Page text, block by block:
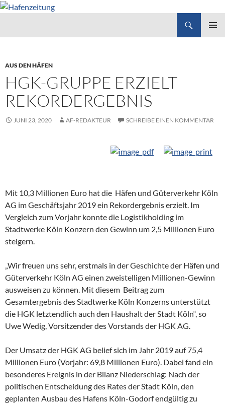
AUS DEN HÄFEN
HGK-GRUPPE ERZIELT
REKORDERGEBNIS
JUNI 23, 2020 AF-REDAKTEUR SCHREIBE EINEN KOMMENTAR
Mit 10,3 Millionen Euro hat die Häfen und Güterverkehr Köln
AG im Geschäftsjahr 2019 ein Rekordergebnis erzielt. Im
Vergleich zum Vorjahr konnte die Logistikholding im
Stadtwerke Köln Konzern den Gewinn um 2,5 Millionen Euro
steigern.
„Wir freuen uns sehr, erstmals in der Geschichte der Häfen und
Güterverkehr Köln AG einen zweistelligen Millionen-Gewinn
ausweisen zu können. Mit diesem Beitrag zum
Gesamtergebnis des Stadtwerke Köln Konzerns unterstützt
die HGK letztendlich auch den Haushalt der Stadt Köln“, so
Uwe Wedig, Vorsitzender des Vorstands der HGK AG.
Der Umsatz der HGK AG belief sich im Jahr 2019 auf 75,4
Millionen Euro (Vorjahr: 69,8 Millionen Euro). Dabei fand ein
besonderes Ereignis in der Bilanz Niederschlag: Nach der
politischen Entscheidung des Rates der Stadt Köln, den
geplanten Ausbau des Hafens Köln-Godorf endgültig zu